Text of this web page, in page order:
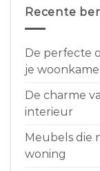
Recente
De perfecte
je
De charme
interieur
Meubels die
woning